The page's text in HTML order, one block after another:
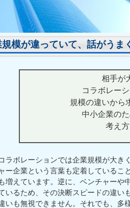
模が違っていて、話がうま
相手が
コラボレー
規模の違いから
中小企業の
考え
ラボレーションでは企業規模が大き
ー企業という言葉も定着しているこ
増えています。逆に、ベンチャーや
いるため、その決断スピードの違い
いも無視できません。それでも、多